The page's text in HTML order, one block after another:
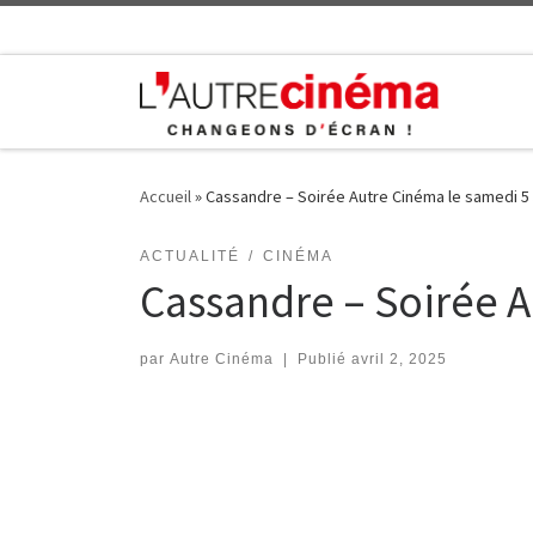
Accueil»Cassandre – Soirée Autre Cinéma le samedi
ACTUALITÉ CINÉMA
Cassandre – Soirée
par Autre Cinéma Publié avril 2, 2025